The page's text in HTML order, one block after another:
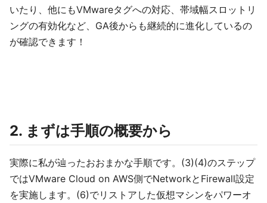
いたり、他にもVMwareタグへの対応、帯域幅スロットリ
ングの有効化など、GA後からも継続的に進化しているの
が確認できます！
2. まずは手順の概要から
実際に私が辿ったおおまかな手順です。(3)(4)のステップ
ではVMware Cloud on AWS側でNetworkとFirewall設定
を実施します。(6)でリストアした仮想マシンをパワーオ